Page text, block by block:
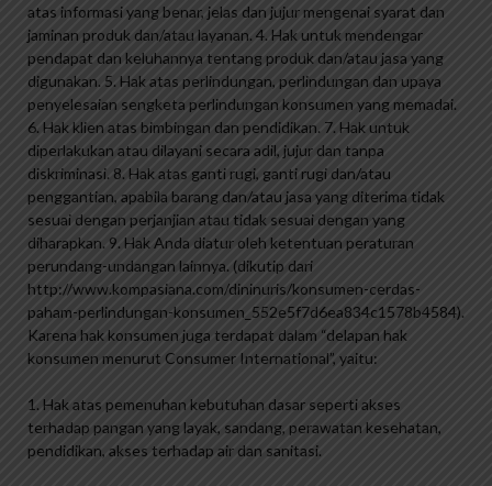
atas informasi yang benar, jelas dan jujur ​​mengenai syarat dan
jaminan produk dan/atau layanan. 4. Hak untuk mendengar
pendapat dan keluhannya tentang produk dan/atau jasa yang
digunakan. 5. Hak atas perlindungan, perlindungan dan upaya
penyelesaian sengketa perlindungan konsumen yang memadai.
6. Hak klien atas bimbingan dan pendidikan. 7. Hak untuk
diperlakukan atau dilayani secara adil, jujur ​​dan tanpa
diskriminasi. 8. Hak atas ganti rugi, ganti rugi dan/atau
penggantian, apabila barang dan/atau jasa yang diterima tidak
sesuai dengan perjanjian atau tidak sesuai dengan yang
diharapkan. 9. Hak Anda diatur oleh ketentuan peraturan
perundang-undangan lainnya. (dikutip dari
http://www.kompasiana.com/dininuris/konsumen-cerdas-
paham-perlindungan-konsumen_552e5f7d6ea834c1578b4584).
Karena hak konsumen juga terdapat dalam “delapan hak
konsumen menurut Consumer International”, yaitu:
1. Hak atas pemenuhan kebutuhan dasar seperti akses
terhadap pangan yang layak, sandang, perawatan kesehatan,
pendidikan, akses terhadap air dan sanitasi.